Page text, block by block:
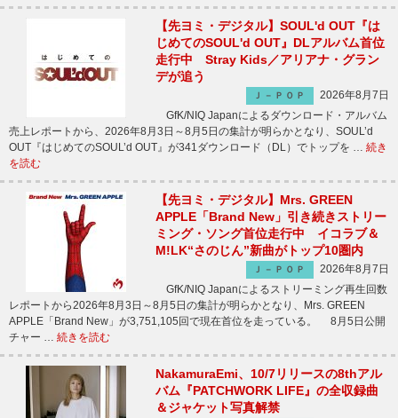
【先ヨミ・デジタル】SOUL'd OUT『は
じめてのSOUL'd OUT』DLアルバム首位
走行中 Stray Kids／アリアナ・グラン
デが追う
Ｊ－ＰＯＰ
2026年8月7日
GfK/NIQ Japanによるダウンロード・アルバム
売上レポートから、2026年8月3日～8月5日の集計が明らかとなり、SOUL’d
OUT『はじめてのSOUL’d OUT』が341ダウンロード（DL）でトップを … 続き
を読む
【先ヨミ・デジタル】Mrs. GREEN
APPLE「Brand New」引き続きストリー
ミング・ソング首位走行中 イコラブ＆
M!LK“さのじん”新曲がトップ10圏内
Ｊ－ＰＯＰ
2026年8月7日
GfK/NIQ Japanによるストリーミング再生回数
レポートから2026年8月3日～8月5日の集計が明らかとなり、Mrs. GREEN
APPLE「Brand New」が3,751,105回で現在首位を走っている。 8月5日公開
チャー … 続きを読む
NakamuraEmi、10/7リリースの8thアル
バム『PATCHWORK LIFE』の全収録曲
＆ジャケット写真解禁